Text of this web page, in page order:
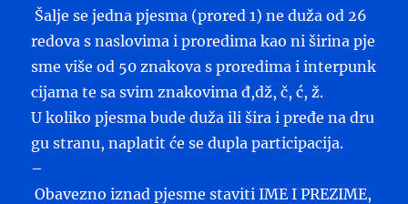
Šalje se jedna pjesma (prored 1) ne duža od 26
redova s naslovima i proredima kao ni širina pje
sme više od 50 znakova s proredima i interpunk
cijama te sa svim znakovima đ,dž, č, ć, ž.
U koliko pjesma bude duža ili šira i pređe na dru
gu stranu, naplatit će se dupla participacija.
–
Obavezno iznad pjesme staviti IME I PREZIME,